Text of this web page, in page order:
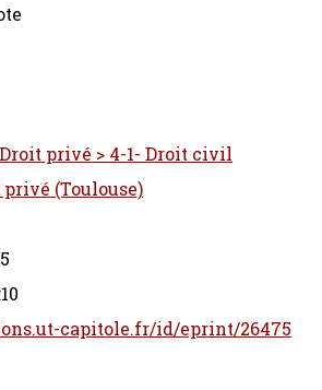
privé > 4-1- Droit civil
(Toulouse)
capitole.fr/id/eprint/26475